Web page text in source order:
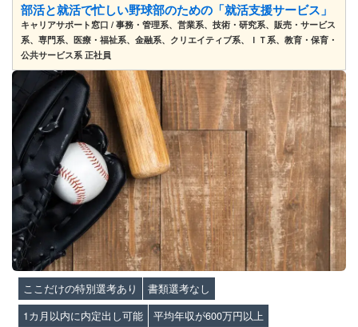
部活と就活で忙しい野球部のための「就活支援サービス」
キャリアサポート窓口 / 事務・管理系、営業系、技術・研究系、販売・サービス
系、専門系、医療・福祉系、金融系、クリエイティブ系、ＩＴ系、教育・保育・
公共サービス系 正社員
ここだけの特別選考あり
書類選考なし
1カ月以内に内定出し可能
平均年収が600万円以上